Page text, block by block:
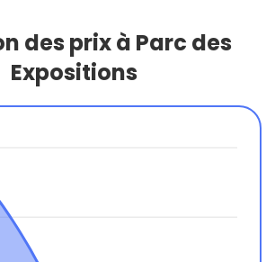
des prix à Parc des
Expositions